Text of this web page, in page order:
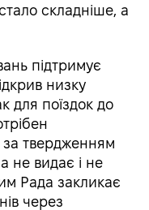
складніше, а
підтримує
низку
для поїздок до
твердженням
не видає і не
Рада закликає
через